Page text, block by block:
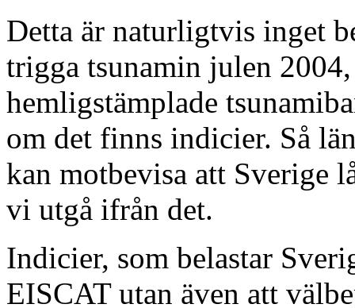
Detta är naturligtvis inget
trigga tsunamin julen
hemligstämplade
om det finns indicier. Så
kan motbevisa att Sverige
vi utgå ifrån det.
Indicier, som belastar
EISCAT utan även att